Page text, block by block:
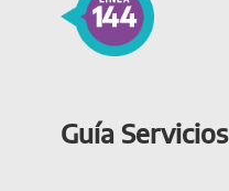
Guía Servicios